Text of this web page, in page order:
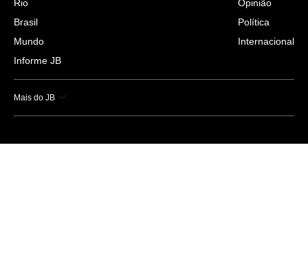
Rio
Brasil
Mundo
Informe JB
Opinião
Política
Internacional
Mais do JB
Esportes